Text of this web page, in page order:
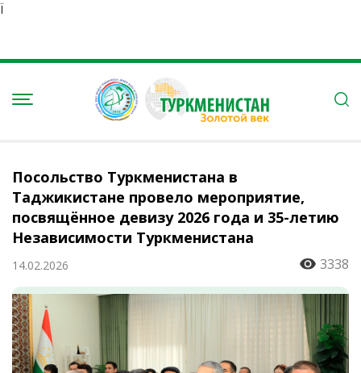
Ï
Посольство Туркменистана в
Таджикистане провело мероприятие,
посвящённое девизу 2026 года и 35-летию
Независимости Туркменистана
14.02.2026 3338